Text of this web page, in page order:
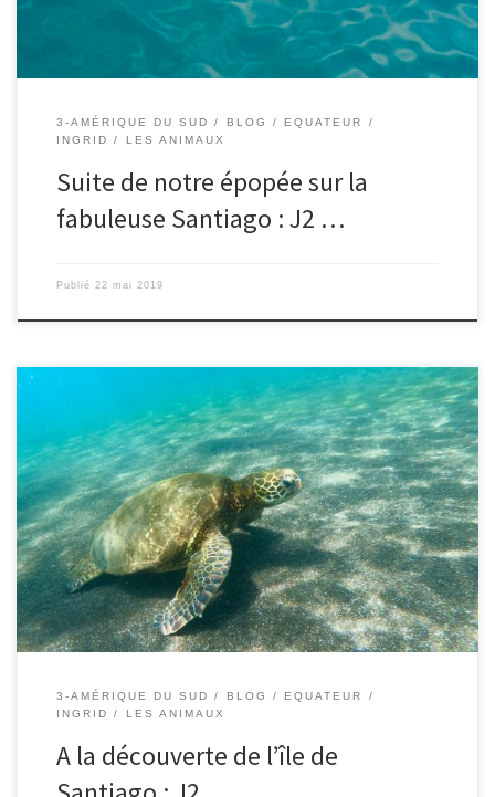
3-AMÉRIQUE DU SUD BLOG
EQUATEUR
INGRID
LES ANIMAUX
Suite de notre épopée sur la
fabuleuse Santiago : J2 …
Publié 22 mai 2019
Le 21/05/2019 – Ingrid. Après une nuit un tout petit peu agitée
par la navigation, nous sommes debout à 6h30. Et à 7h30, nous
débarquons au port Egas de Santiago pour commencer une
marche de 3km afin d’y observer plein d’oiseaux. Tout d’abord,
nous observons de grands pélicans […]
3-AMÉRIQUE DU SUD BLOG
EQUATEUR
INGRID
LES ANIMAUX
A la découverte de l’île de